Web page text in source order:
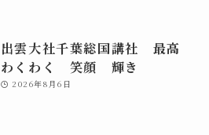
出雲大社千葉総国講社 最高
わくわく 笑顔 輝き
2026年8月6日